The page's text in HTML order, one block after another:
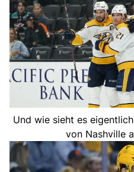
Und wie sieht es
von Nashville